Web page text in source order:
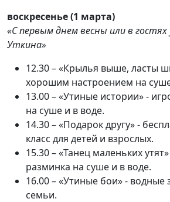
воскресенье (1 марта)
«С первым днем весны или в
Уткина»
12.30 – «Крылья выше, ласты
хорошим настроением на
13.00 – «Утиные истории» -
на суше и в воде.
14.30 – «Подарок другу» -
класс для детей и взрослых.
15.30 – «Танец маленьких
разминка на суше и в воде.
16.00 – «Утиные бои» - водные
семьи.